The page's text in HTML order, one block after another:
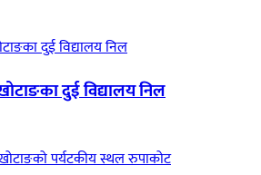
दुई विद्यालय निल